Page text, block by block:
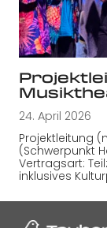
24. April 2026
Projektleitung
(Schwerpunkt
Vertragsart:
inklusives